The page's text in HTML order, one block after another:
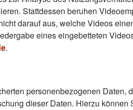
Stattdessen beruhen
darauf aus, welche Videos
eines eingebetteten
.
personenbezogenen Daten,
dieser Daten. Hierzu